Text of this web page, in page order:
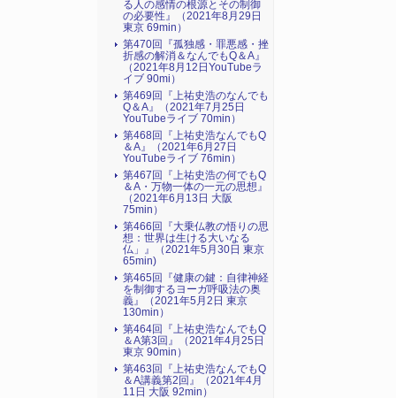
る人の感情の根源とその制御
の必要性』（2021年8月29日
東京 69min）
第470回『孤独感・罪悪感・挫
折感の解消＆なんでもQ＆A』
（2021年8月12日YouTubeラ
イブ 90mi）
第469回『上祐史浩のなんでも
Q＆A』（2021年7月25日
YouTubeライブ 70min）
第468回『上祐史浩なんでもQ
＆A』（2021年6月27日
YouTubeライブ 76min）
第467回『上祐史浩の何でもQ
＆A・万物一体の一元の思想』
（2021年6月13日 大阪
75min）
第466回『大乗仏教の悟りの思
想：世界は生ける大いなる
仏」』（2021年5月30日 東京
65min)
第465回『健康の鍵：自律神経
を制御するヨーガ呼吸法の奥
義』（2021年5月2日 東京
130min）
第464回『上祐史浩なんでもQ
＆A第3回』（2021年4月25日
東京 90min）
第463回『上祐史浩なんでもQ
＆A講義第2回』（2021年4月
11日 大阪 92min）